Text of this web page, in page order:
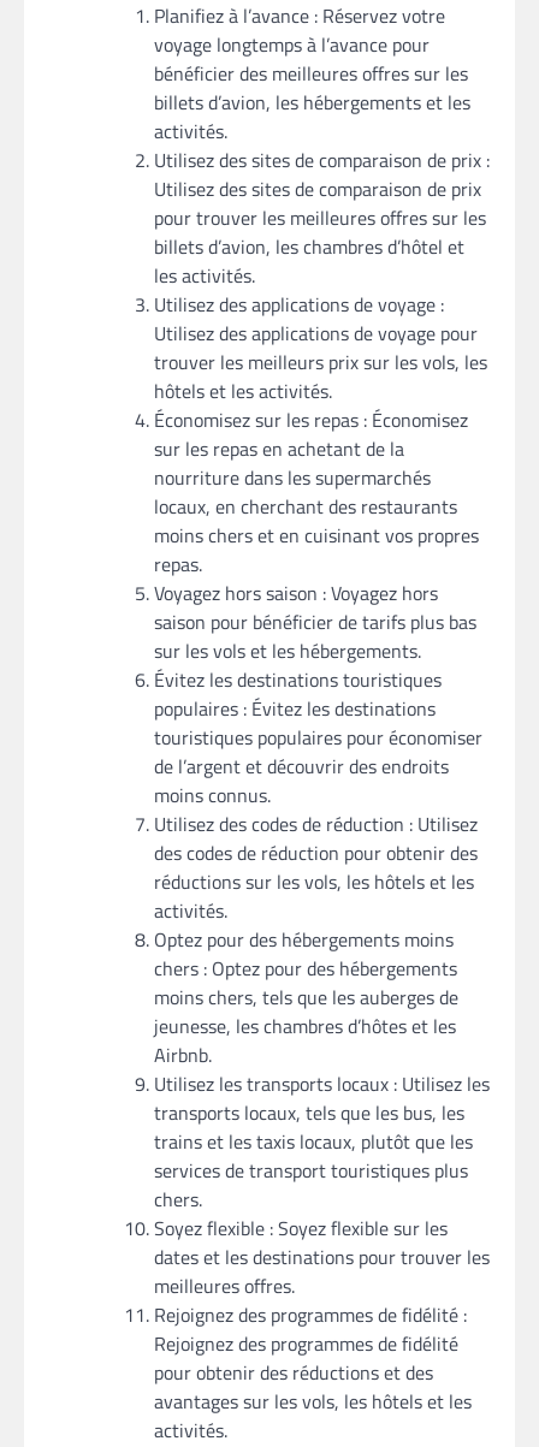
Planifiez à l’avance : Réservez votre
voyage longtemps à l’avance pour
bénéficier des meilleures offres sur les
billets d’avion, les hébergements et les
activités.
Utilisez des sites de comparaison de prix :
Utilisez des sites de comparaison de prix
pour trouver les meilleures offres sur les
billets d’avion, les chambres d’hôtel et
les activités.
Utilisez des applications de voyage :
Utilisez des applications de voyage pour
trouver les meilleurs prix sur les vols, les
hôtels et les activités.
Économisez sur les repas : Économisez
sur les repas en achetant de la
nourriture dans les supermarchés
locaux, en cherchant des restaurants
moins chers et en cuisinant vos propres
repas.
Voyagez hors saison : Voyagez hors
saison pour bénéficier de tarifs plus bas
sur les vols et les hébergements.
Évitez les destinations touristiques
populaires : Évitez les destinations
touristiques populaires pour économiser
de l’argent et découvrir des endroits
moins connus.
Utilisez des codes de réduction : Utilisez
des codes de réduction pour obtenir des
réductions sur les vols, les hôtels et les
activités.
Optez pour des hébergements moins
chers : Optez pour des hébergements
moins chers, tels que les auberges de
jeunesse, les chambres d’hôtes et les
Airbnb.
Utilisez les transports locaux : Utilisez les
transports locaux, tels que les bus, les
trains et les taxis locaux, plutôt que les
services de transport touristiques plus
chers.
Soyez flexible : Soyez flexible sur les
dates et les destinations pour trouver les
meilleures offres.
Rejoignez des programmes de fidélité :
Rejoignez des programmes de fidélité
pour obtenir des réductions et des
avantages sur les vols, les hôtels et les
activités.